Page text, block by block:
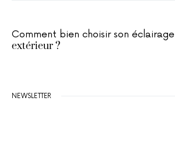
Comment bien choisir son éclairage
extérieur ?
NEWSLETTER